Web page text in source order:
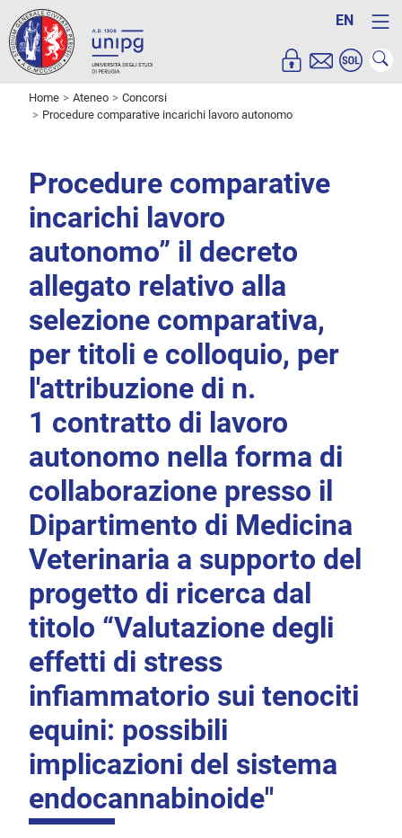
EN
Home Ateneo
Concorsi
Procedure comparative incarichi lavoro autonomo
Procedure comparative
incarichi lavoro
autonomo” il decreto
allegato relativo alla
selezione comparativa,
per titoli e colloquio, per
l'attribuzione di n.
1 contratto di lavoro
autonomo nella forma di
collaborazione presso il
Dipartimento di Medicina
Veterinaria a supporto del
progetto di ricerca dal
titolo “Valutazione degli
effetti di stress
infiammatorio sui tenociti
equini: possibili
implicazioni del sistema
endocannabinoide"